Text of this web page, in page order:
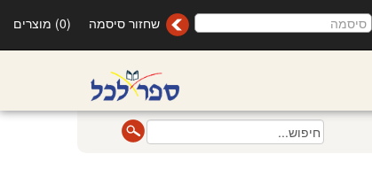
שחזור סיסמה (0) מוצרים